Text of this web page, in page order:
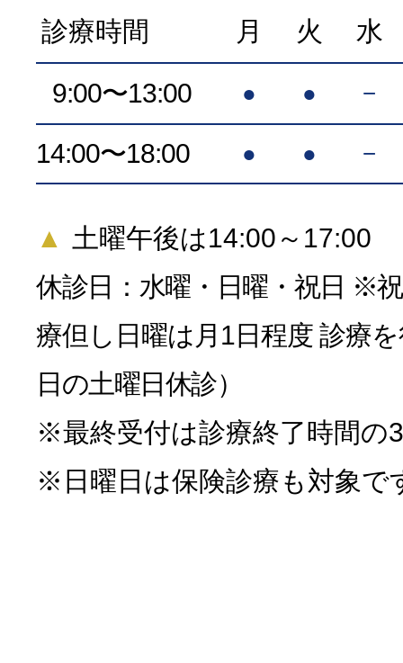
診療時間 月 火 水
9:00〜13:00 ● ● −
14:00〜18:00 ● ● −
▲
土曜午後は14:00～17:00
休診日：水曜・日曜・祝日 ※
療但し日曜は月1日程度 診療
日の土曜日休診）
※最終受付は診療終了時間の
※日曜日は保険診療も対象で